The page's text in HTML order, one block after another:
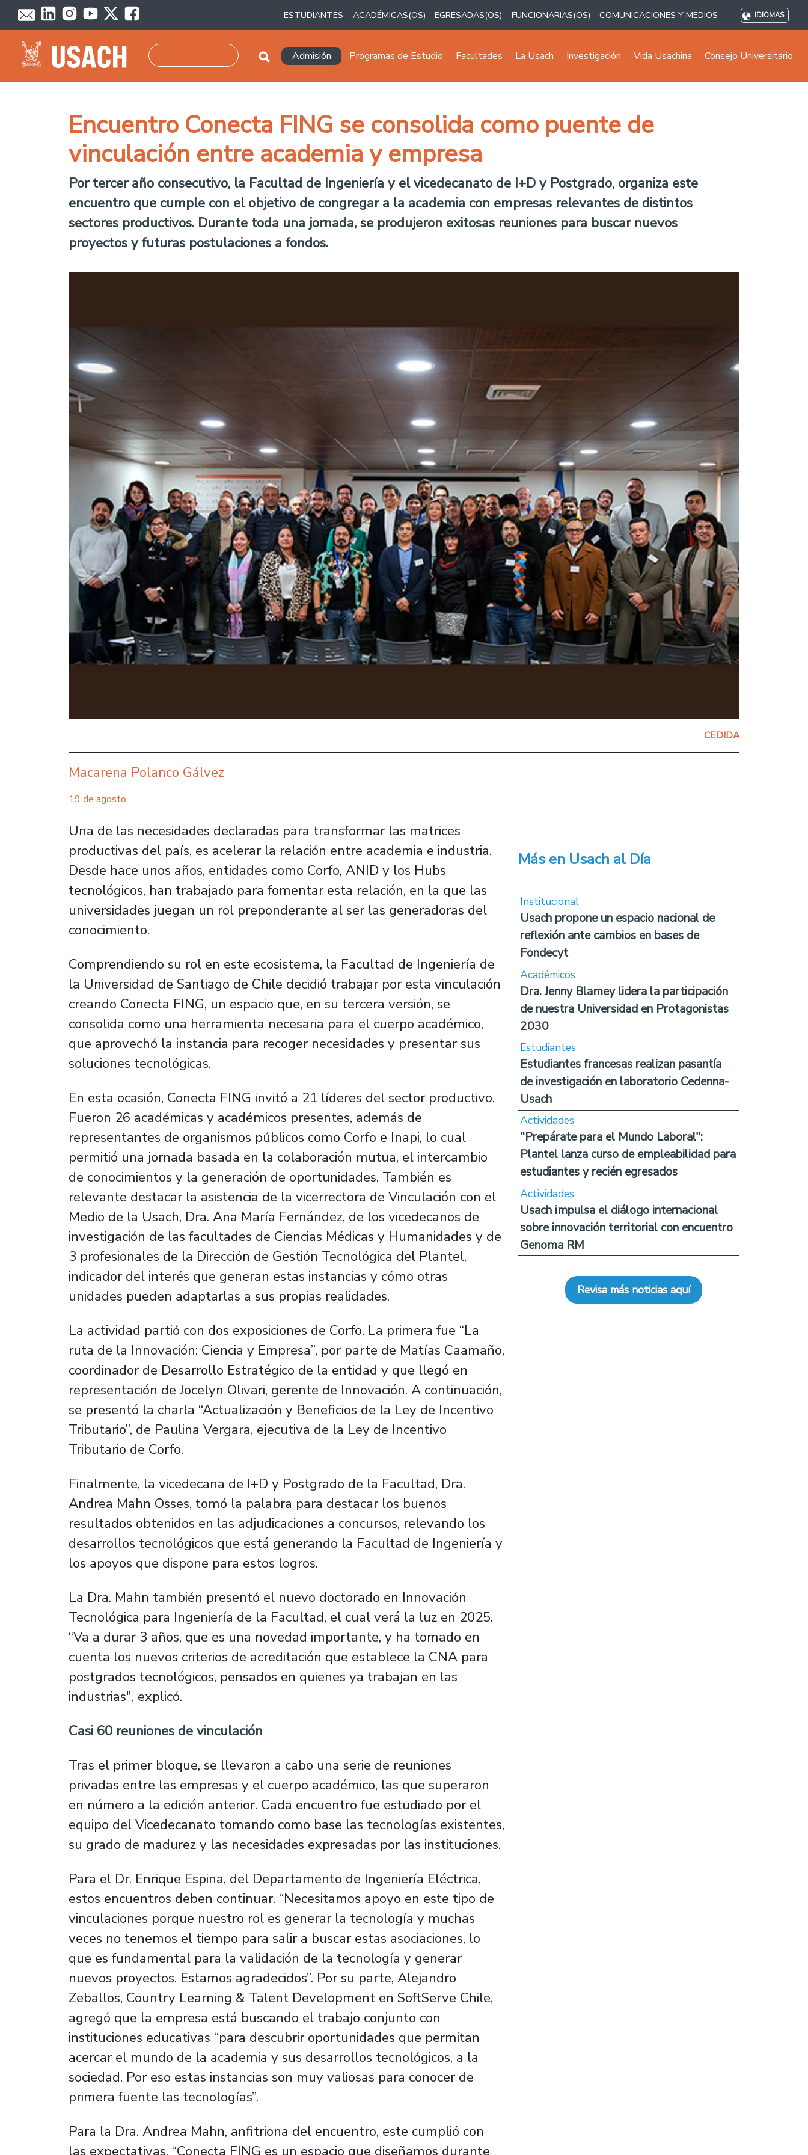
Pasar al contenido principal
ESTUDIANTES ACADÉMICAS(OS) EGRESADAS(OS) FUNCIONARIAS(OS) COMUNICACIONES Y MEDIOS IDIOMAS
Navegación principal
Admisión Programas de Estudio Facultades La Usach Investigación Vida Usachina Consejo Universitario
Encuentro Conecta FING se consolida como puente de
vinculación entre academia y empresa
Por tercer año consecutivo, la Facultad de Ingeniería y el vicedecanato de I+D y Postgrado, organiza este
encuentro que cumple con el objetivo de congregar a la academia con empresas relevantes de distintos
sectores productivos. Durante toda una jornada, se produjeron exitosas reuniones para buscar nuevos
proyectos y futuras postulaciones a fondos.
CEDIDA
Macarena Polanco Gálvez
19 de agosto
Una de las necesidades declaradas para transformar las matrices
productivas del país, es acelerar la relación entre academia e industria.
Desde hace unos años, entidades como Corfo, ANID y los Hubs
tecnológicos, han trabajado para fomentar esta relación, en la que las
universidades juegan un rol preponderante al ser las generadoras del
conocimiento.
Comprendiendo su rol en este ecosistema, la Facultad de Ingeniería de
la Universidad de Santiago de Chile decidió trabajar por esta vinculación
creando Conecta FING, un espacio que, en su tercera versión, se
consolida como una herramienta necesaria para el cuerpo académico,
que aprovechó la instancia para recoger necesidades y presentar sus
soluciones tecnológicas.
En esta ocasión, Conecta FING invitó a 21 líderes del sector productivo.
Fueron 26 académicas y académicos presentes, además de
representantes de organismos públicos como Corfo e Inapi, lo cual
permitió una jornada basada en la colaboración mutua, el intercambio
de conocimientos y la generación de oportunidades. También es
relevante destacar la asistencia de la vicerrectora de Vinculación con el
Medio de la Usach, Dra. Ana María Fernández, de los vicedecanos de
investigación de las facultades de Ciencias Médicas y Humanidades y de
3 profesionales de la Dirección de Gestión Tecnológica del Plantel,
indicador del interés que generan estas instancias y cómo otras
unidades pueden adaptarlas a sus propias realidades.
La actividad partió con dos exposiciones de Corfo. La primera fue “La
ruta de la Innovación: Ciencia y Empresa”, por parte de Matías Caamaño,
coordinador de Desarrollo Estratégico de la entidad y que llegó en
representación de Jocelyn Olivari, gerente de Innovación. A continuación,
se presentó la charla “Actualización y Beneficios de la Ley de Incentivo
Tributario”, de Paulina Vergara, ejecutiva de la Ley de Incentivo
Tributario de Corfo.
Finalmente, la vicedecana de I+D y Postgrado de la Facultad, Dra.
Andrea Mahn Osses, tomó la palabra para destacar los buenos
resultados obtenidos en las adjudicaciones a concursos, relevando los
desarrollos tecnológicos que está generando la Facultad de Ingeniería y
los apoyos que dispone para estos logros.
La Dra. Mahn también presentó el nuevo doctorado en Innovación
Tecnológica para Ingeniería de la Facultad, el cual verá la luz en 2025.
“Va a durar 3 años, que es una novedad importante, y ha tomado en
cuenta los nuevos criterios de acreditación que establece la CNA para
postgrados tecnológicos, pensados en quienes ya trabajan en las
industrias", explicó.
Casi 60 reuniones de vinculación
Tras el primer bloque, se llevaron a cabo una serie de reuniones
privadas entre las empresas y el cuerpo académico, las que superaron
en número a la edición anterior. Cada encuentro fue estudiado por el
equipo del Vicedecanato tomando como base las tecnologías existentes,
su grado de madurez y las necesidades expresadas por las instituciones.
Para el Dr. Enrique Espina, del Departamento de Ingeniería Eléctrica,
estos encuentros deben continuar. “Necesitamos apoyo en este tipo de
vinculaciones porque nuestro rol es generar la tecnología y muchas
veces no tenemos el tiempo para salir a buscar estas asociaciones, lo
que es fundamental para la validación de la tecnología y generar
nuevos proyectos. Estamos agradecidos”. Por su parte, Alejandro
Zeballos, Country Learning & Talent Development en SoftServe Chile,
agregó que la empresa está buscando el trabajo conjunto con
instituciones educativas “para descubrir oportunidades que permitan
acercar el mundo de la academia y sus desarrollos tecnológicos, a la
sociedad. Por eso estas instancias son muy valiosas para conocer de
primera fuente las tecnologías”.
Para la Dra. Andrea Mahn, anfitriona del encuentro, este cumplió con
las expectativas. “Conecta FING es un espacio que diseñamos durante
Más en Usach al Día
Institucional
Usach propone un espacio nacional de
reflexión ante cambios en bases de
Fondecyt
Académicos
Dra. Jenny Blamey lidera la participación
de nuestra Universidad en Protagonistas
2030
Estudiantes
Estudiantes francesas realizan pasantía
de investigación en laboratorio Cedenna-
Usach
Actividades
"Prepárate para el Mundo Laboral":
Plantel lanza curso de empleabilidad para
estudiantes y recién egresados
Actividades
Usach impulsa el diálogo internacional
sobre innovación territorial con encuentro
Genoma RM
Revisa más noticias aquí